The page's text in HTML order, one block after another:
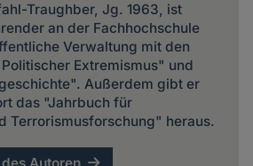
Traughber, Jg. 1963, ist
an der Fachhochschule
Verwaltung mit den
Extremismus" und
Außerdem gibt er
das "Jahrbuch für
Terrorismusforschung" heraus.
Autoren